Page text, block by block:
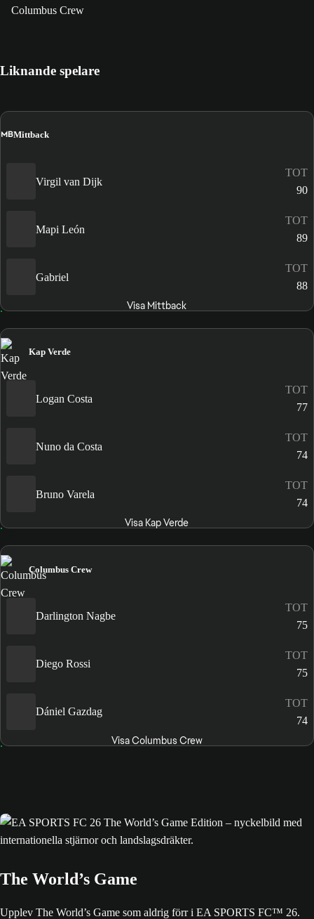
Columbus Crew
Liknande spelare
MBMittback
Virgil van Dijk
TOT
90
Mapi León
TOT
89
Gabriel
TOT
88
Visa Mittback
Kap Verde
Logan Costa
TOT
77
Nuno da Costa
TOT
74
Bruno Varela
TOT
74
Visa Kap Verde
Columbus Crew
Darlington Nagbe
TOT
75
Diego Rossi
TOT
75
Dániel Gazdag
TOT
74
Visa Columbus Crew
The World’s Game
Upplev The World’s Game som aldrig förr i EA SPORTS FC™ 26.